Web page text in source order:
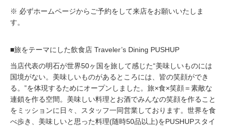
※ 必ずホームページからご予約をして来店をお願いいたしま
す。
■旅をテーマにした飲食店 Traveler’s Dining PUSHUP
当店代表の明石が世界50ヶ国を旅して感じた“美味しいものには
国境がない。美味しいものがあるところには、皆の笑顔ができ
る。”を体現するためにオープンしました。旅×食×笑顔＝素敵な
連鎖を作る空間。美味しい料理とお酒でみんなの笑顔を作ること
をミッションに日々、スタッフ一同営業しております。世界を食
べ歩き、美味しいと思った料理(随時50品以上)をPUSHUPスタイ